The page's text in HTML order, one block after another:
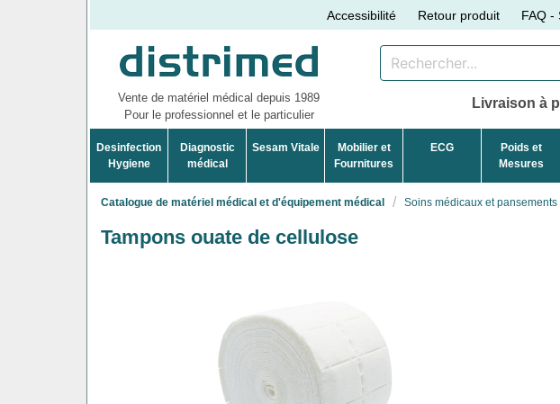
Accessibilité Retour produit FAQ -
Vente de matériel médical depuis 1989
Pour le professionnel et le particulier
Livraison à
Desinfection
Hygiene
Diagnostic
médical
Sesam Vitale
Mobilier et
Fournitures
ECG
Poids et
Mesures
Catalogue de matériel médical et d'équipement médical Soins médicaux et pansements
Tampons ouate de cellulose